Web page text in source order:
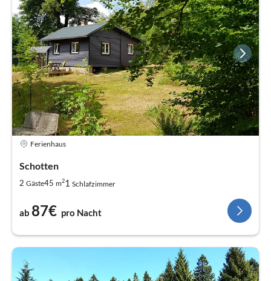
Ferienhaus
Schotten
2 Gäste45 m21 Schlafzimmer
ab 87€ pro Nacht